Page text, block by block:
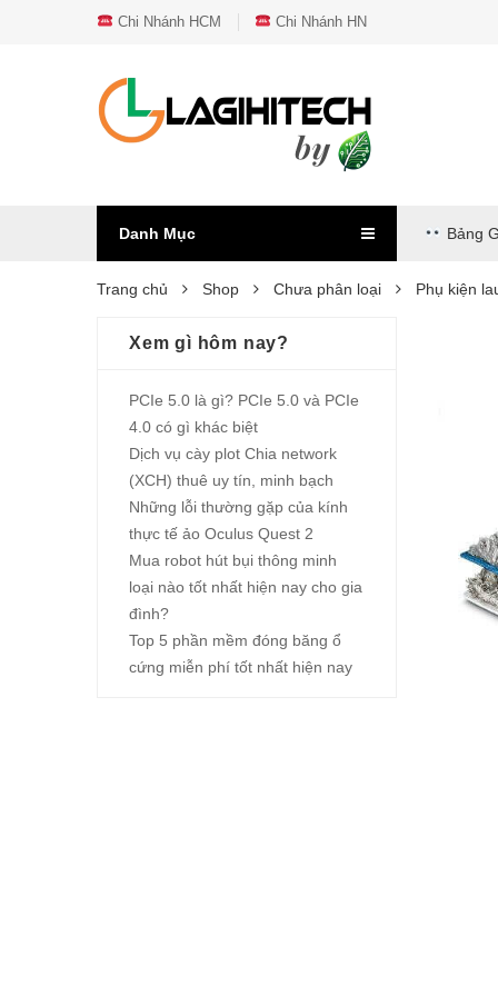
Chi Nhánh HCM Chi Nhánh HN
Danh Mục Bảng
Trang chủ Shop Chưa phân loại Phụ kiện
Xem gì hôm nay?
PCIe 5.0 là gì? PCIe 5.0 và PCIe
4.0 có gì khác biệt
Dịch vụ cày plot Chia network
(XCH) thuê uy tín, minh bạch
Những lỗi thường gặp của kính
thực tế ảo Oculus Quest 2
Mua robot hút bụi thông minh
loại nào tốt nhất hiện nay cho gia
đình?
Top 5 phần mềm đóng băng ổ
cứng miễn phí tốt nhất hiện nay